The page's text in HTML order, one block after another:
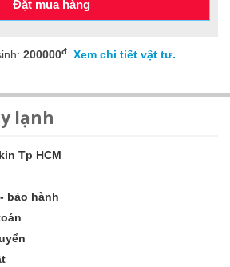
Đặt mua hàng
200000đ. Xem chi tiết vật tư.
lạnh
Tp HCM
bảo hành